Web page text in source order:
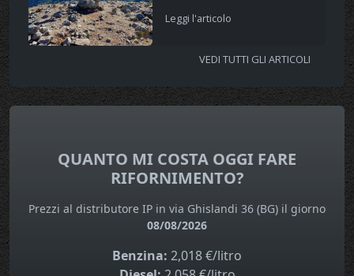
Leggi l'articolo
VEDI TUTTI GLI ARTICOLI
QUANTO MI COSTA OGGI FARE
RIFORNIMENTO?
Prezzi al distributore IP in via Ghislandi 36 (BG) il giorno
08/08/2026
Benzina: 2,018 €/litro